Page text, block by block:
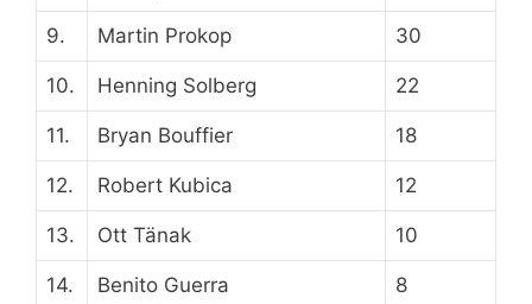
9. Martin Prokop 30
10. Henning Solberg 22
11. Bryan Bouffier 18
12. Robert Kubica 12
13. Ott Tänak 10
14. Benito Guerra 8